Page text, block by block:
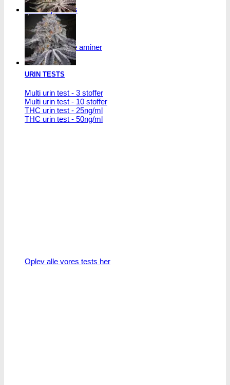
Robadope tests
Simons tests
Test af primære aminer
URIN TESTS
Multi urin test - 3 stoffer
Multi urin test - 10 stoffer
THC urin test - 25ng/ml
THC urin test - 50ng/ml
Oplev alle vores tests her